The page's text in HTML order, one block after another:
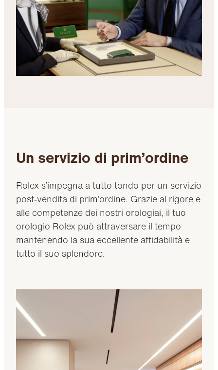
Un servizio di prim’ordine
Rolex s’impegna a tutto tondo per un servizio
post‑vendita di prim’ordine. Grazie al rigore e
alle competenze dei nostri orologiai, il tuo
orologio Rolex può attraversare il tempo
mantenendo la sua eccellente affidabilità e
tutto il suo splendore.